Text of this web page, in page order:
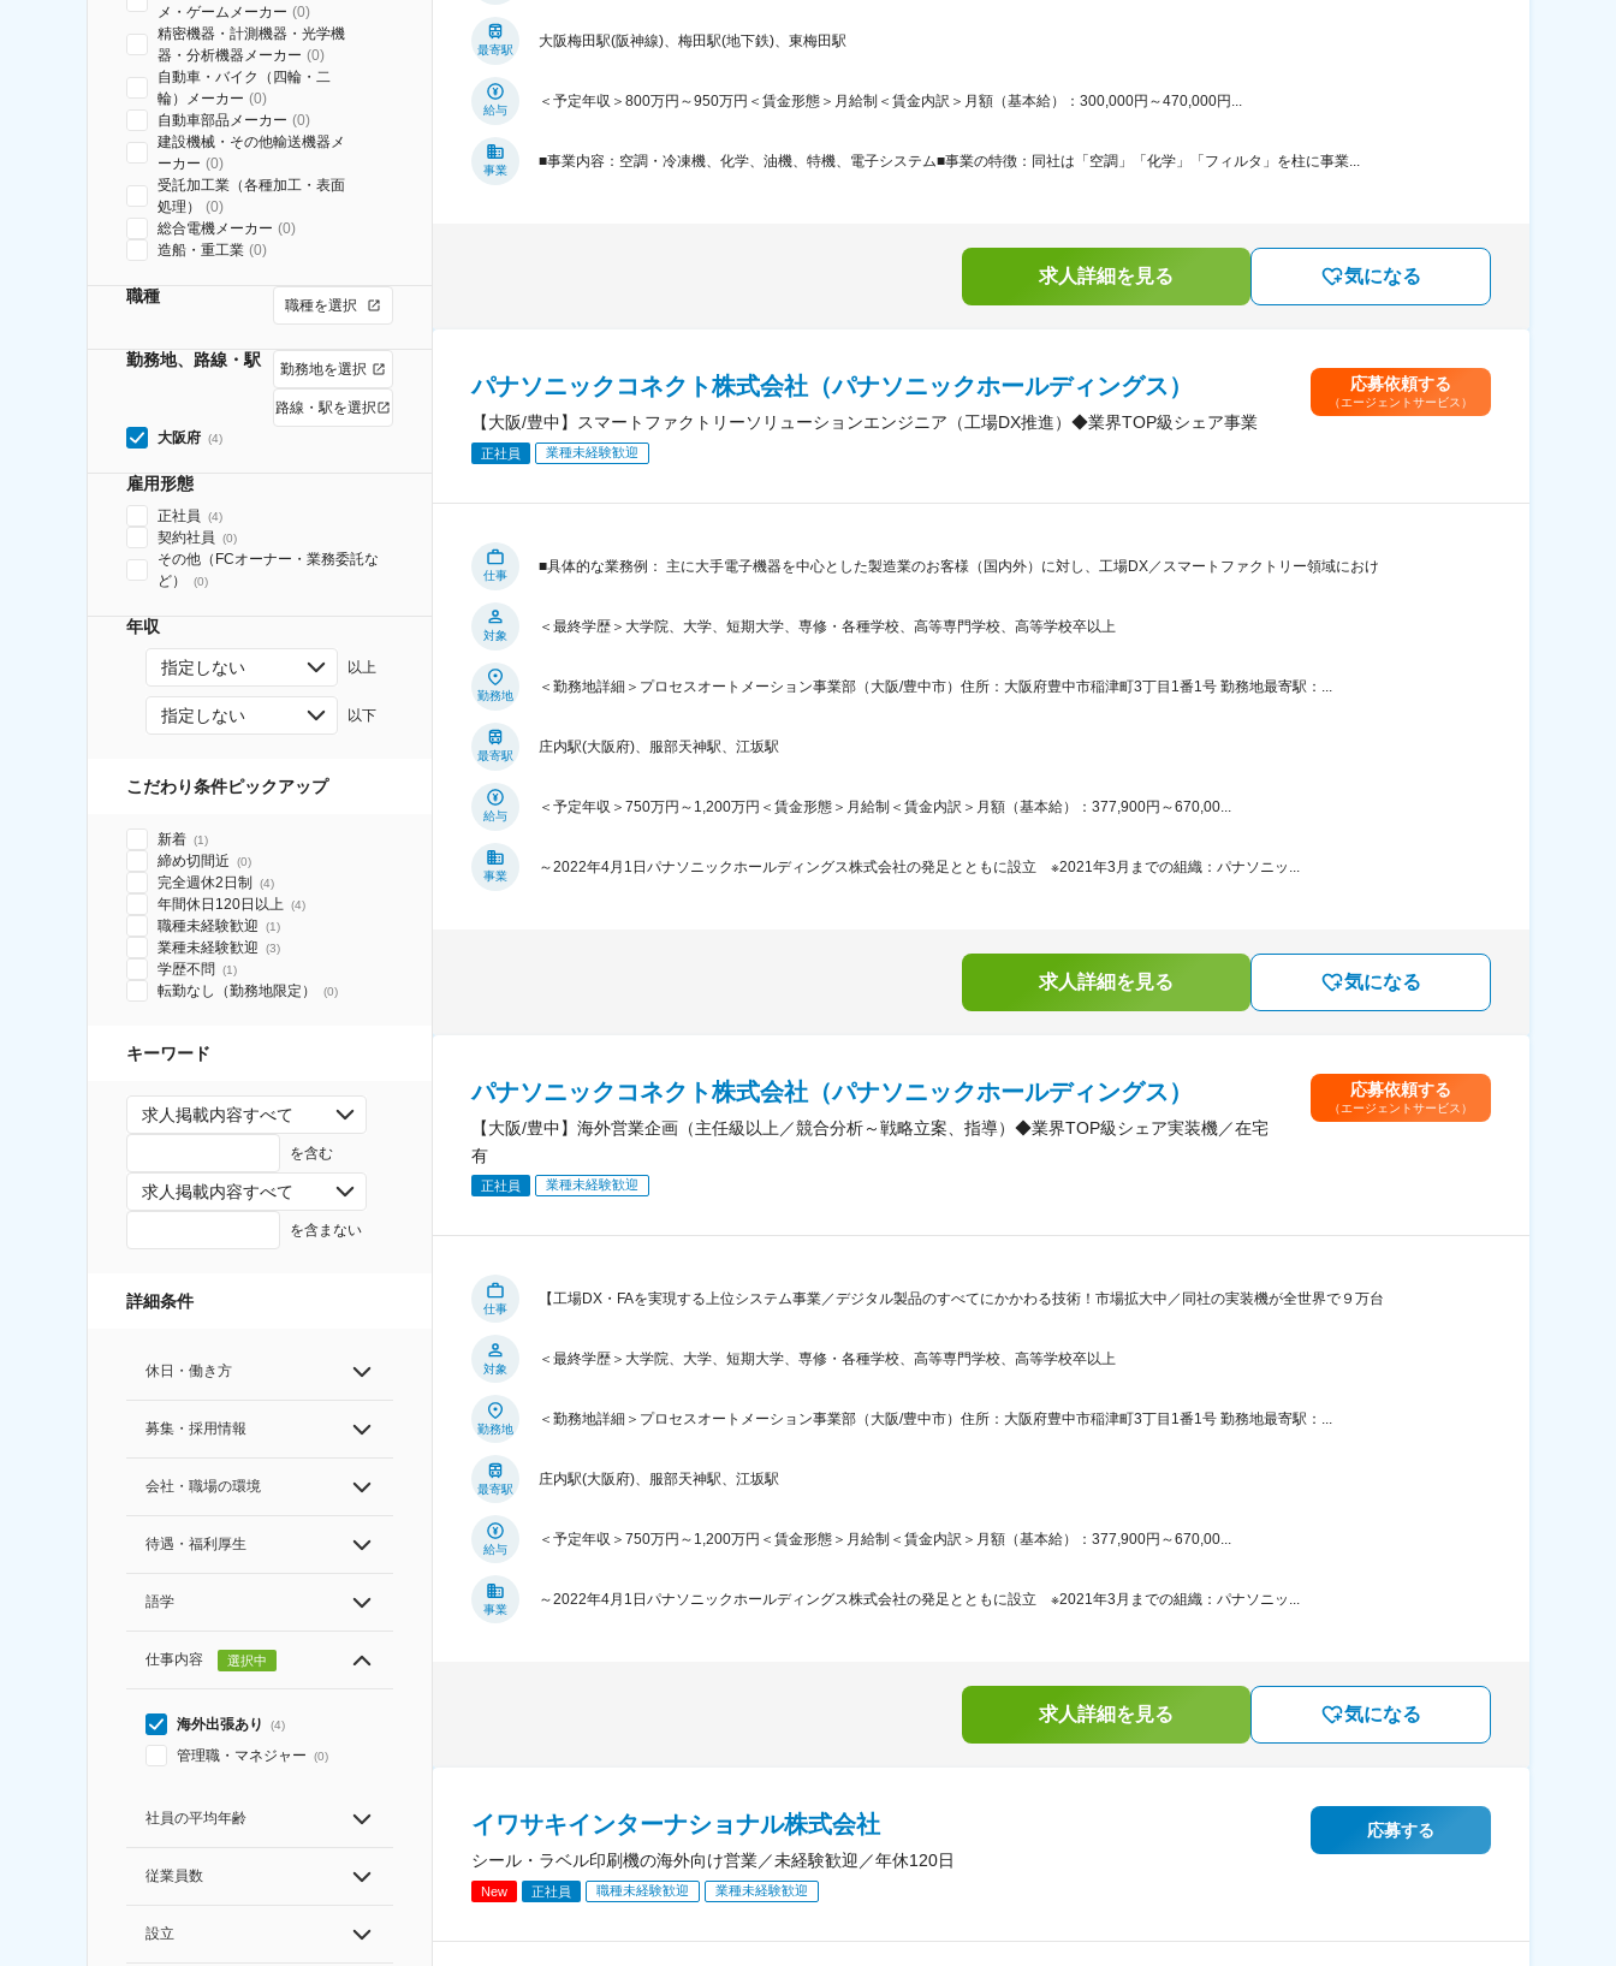
メ・ゲームメーカー (0)
精密機器・計測機器・光学機
器・分析機器メーカー (0)
自動車・バイク（四輪・二
輪）メーカー (0)
自動車部品メーカー (0)
建設機械・その他輸送機器メ
ーカー (0)
受託加工業（各種加工・表面
処理）
(0)
総合電機メーカー (0)
造船・重工業 (0)
職種 職種を選択
勤務地、路線・駅 勤務地を選択
路線・駅を選択
大阪府 (4)
雇用形態
正社員 (4)
契約社員 (0)
その他（FCオーナー・業務委託な
ど）
(0)
年収
指定しない 以上
指定しない 以下
こだわり条件ピックアップ
新着 (1)
締め切間近 (0)
完全週休2日制 (4)
年間休日120日以上 (4)
職種未経験歓迎 (1)
業種未経験歓迎 (3)
学歴不問 (1)
転勤なし（勤務地限定） (0)
キーワード
求人掲載内容すべて
を含む
求人掲載内容すべて
を含まない
詳細条件
休日・働き方
募集・採用情報
会社・職場の環境
待遇・福利厚生
語学
仕事内容 選択中
海外出張あり (4)
管理職・マネジャー (0)
社員の平均年齢
従業員数
設立
最寄駅
大阪梅田駅(阪神線)、梅田駅(地下鉄)、東梅田駅
給与
＜予定年収＞800万円～950万円＜賃金形態＞月給制＜賃金内訳＞月額（基本給）：300,000円～470,000円...
事業
■事業内容：空調・冷凍機、化学、油機、特機、電子システム■事業の特徴：同社は「空調」「化学」「フィルタ」を柱に事業...
求人詳細を見る 気になる
パナソニックコネクト株式会社（パナソニックホールディングス）
【大阪/豊中】スマートファクトリーソリューションエンジニア（工場DX推進）◆業界TOP級シェア事業
正社員 業種未経験歓迎
応募依頼する
（エージェントサービス）
仕事
■具体的な業務例： 主に大手電子機器を中心とした製造業のお客様（国内外）に対し、工場DX／スマートファクトリー領域におけ
対象
＜最終学歴＞大学院、大学、短期大学、専修・各種学校、高等専門学校、高等学校卒以上
勤務地
＜勤務地詳細＞プロセスオートメーション事業部（大阪/豊中市）住所：大阪府豊中市稲津町3丁目1番1号 勤務地最寄駅：...
最寄駅
庄内駅(大阪府)、服部天神駅、江坂駅
給与
＜予定年収＞750万円～1,200万円＜賃金形態＞月給制＜賃金内訳＞月額（基本給）：377,900円～670,00...
事業
～2022年4月1日パナソニックホールディングス株式会社の発足とともに設立 ※2021年3月までの組織：パナソニッ...
求人詳細を見る 気になる
パナソニックコネクト株式会社（パナソニックホールディングス）
【大阪/豊中】海外営業企画（主任級以上／競合分析～戦略立案、指導）◆業界TOP級シェア実装機／在宅
有
正社員 業種未経験歓迎
応募依頼する
（エージェントサービス）
仕事
【工場DX・FAを実現する上位システム事業／デジタル製品のすべてにかかわる技術！市場拡大中／同社の実装機が全世界で９万台
対象
＜最終学歴＞大学院、大学、短期大学、専修・各種学校、高等専門学校、高等学校卒以上
勤務地
＜勤務地詳細＞プロセスオートメーション事業部（大阪/豊中市）住所：大阪府豊中市稲津町3丁目1番1号 勤務地最寄駅：...
最寄駅
庄内駅(大阪府)、服部天神駅、江坂駅
給与
＜予定年収＞750万円～1,200万円＜賃金形態＞月給制＜賃金内訳＞月額（基本給）：377,900円～670,00...
事業
～2022年4月1日パナソニックホールディングス株式会社の発足とともに設立 ※2021年3月までの組織：パナソニッ...
求人詳細を見る 気になる
イワサキインターナショナル株式会社
シール・ラベル印刷機の海外向け営業／未経験歓迎／年休120日
New 正社員 職種未経験歓迎 業種未経験歓迎
応募する